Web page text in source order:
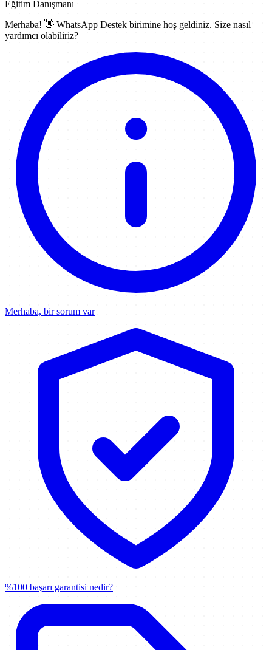
Eğitim Danışmanı
Merhaba! 👋 WhatsApp Destek birimine hoş geldiniz. Size nasıl
yardımcı olabiliriz?
Merhaba, bir sorum var
%100 başarı garantisi nedir?